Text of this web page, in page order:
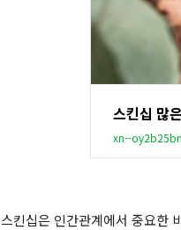
스킨십 많
xn--
스킨십은 인간관계에서 중요한